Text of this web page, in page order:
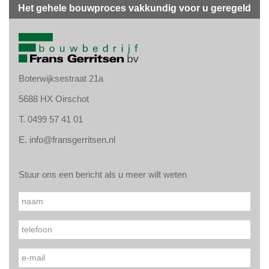
Het gehele bouwproces vakkundig voor u geregeld
Boterwijksestraat 21a
5688 HX Oirschot
T. 0499 57 41 01
E. info@fransgerritsen.nl
Stuur ons een bericht als u meer wilt weten
dit veld
laten.
Naam*
Uw telefoonnummer*
Uw e-mailadres*